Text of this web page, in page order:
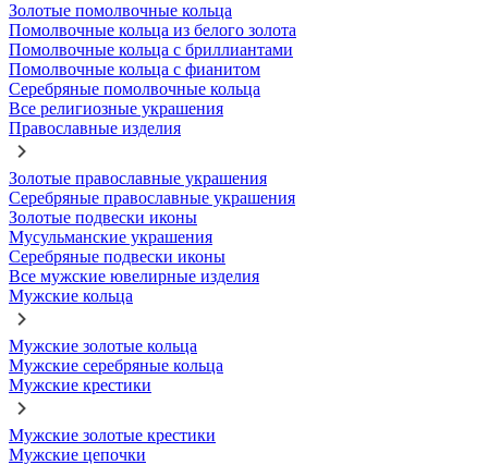
Золотые помолвочные кольца
Помолвочные кольца из белого золота
Помолвочные кольца с бриллиантами
Помолвочные кольца с фианитом
Серебряные помолвочные кольца
Все религиозные украшения
Православные изделия
Золотые православные украшения
Серебряные православные украшения
Золотые подвески иконы
Мусульманские украшения
Серебряные подвески иконы
Все мужские ювелирные изделия
Мужские кольца
Мужские золотые кольца
Мужские серебряные кольца
Мужские крестики
Мужские золотые крестики
Мужские цепочки